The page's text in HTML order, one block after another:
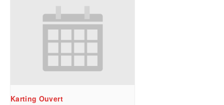
Karting Ouvert